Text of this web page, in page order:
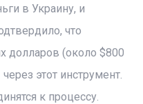
в Украину, и
что
долларов (около $800
этот инструмент.
к процессу.